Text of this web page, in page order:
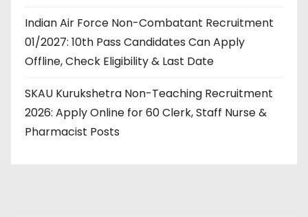
Indian Air Force Non-Combatant Recruitment
01/2027: 10th Pass Candidates Can Apply
Offline, Check Eligibility & Last Date
SKAU Kurukshetra Non-Teaching Recruitment
2026: Apply Online for 60 Clerk, Staff Nurse &
Pharmacist Posts